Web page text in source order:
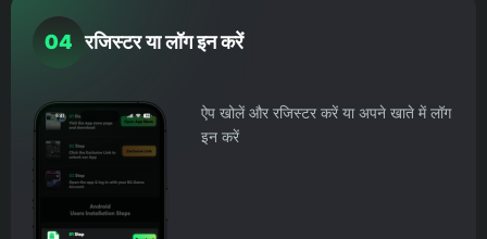
04 रजिस्टर या लॉग इन करें
ऐप खोलें और रजिस्टर करें या अपने खाते में लॉग
इन करें